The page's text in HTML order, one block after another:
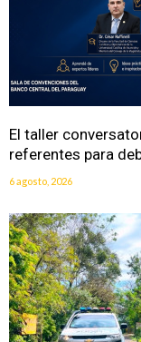
El taller
referentes para
6 agosto, 2026